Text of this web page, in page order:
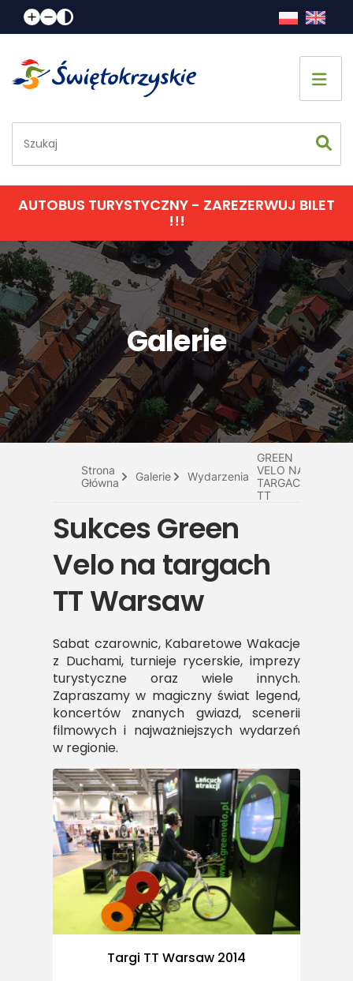
Co zobaczyć
Jak spędzić czas
Gdzie spać
Gdzie zjeść
Informacje praktyczne
Kalendarz imprez
Do pobrania
Interaktywna mapa
AUTOBUS TURYSTYCZNY - ZAREZERWUJ BILET
!!!
Galerie
Strona
Główna
Galerie Wydarzenia
SUKCES
GREEN
VELO NA
TARGACH
TT
Sukces Green
Velo na targach
TT Warsaw
Sabat czarownic, Kabaretowe Wakacje
z Duchami, turnieje rycerskie, imprezy
turystyczne oraz wiele innych.
Zapraszamy w magiczny świat legend,
koncertów znanych gwiazd, scenerii
filmowych i najważniejszych wydarzeń
w regionie.
Targi TT Warsaw 2014